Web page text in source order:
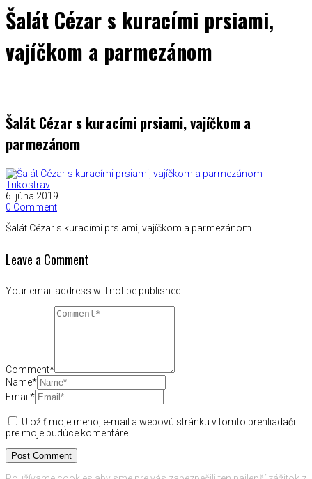
Šalát Cézar s kuracími prsiami,
vajíčkom a parmezánom
Šalát Cézar s kuracími prsiami, vajíčkom a
parmezánom
Trikostrav
6. júna 2019
0 Comment
Šalát Cézar s kuracími prsiami, vajíčkom a parmezánom
Leave a Comment
Your email address will not be published.
Comment*
Name*
Email*
Uložiť moje meno, e-mail a webovú stránku v tomto prehliadači
pre moje budúce komentáre.